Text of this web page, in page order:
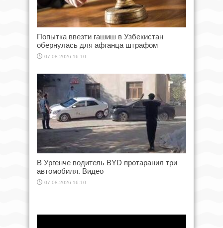
Попытка ввезти гашиш в Узбекистан
обернулась для афганца штрафом
07.08.2026 16:10
В Ургенче водитель BYD протаранил три
автомобиля. Видео
07.08.2026 16:10